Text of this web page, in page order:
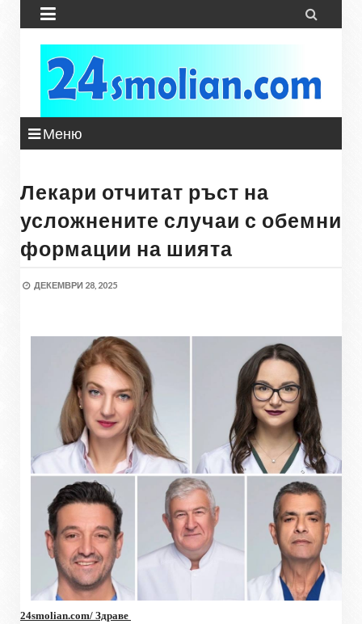
 
Меню
Лекари отчитат ръст на
усложнените случаи с обемни
формации на шията
ДЕКЕМВРИ 28, 2025
24smolian.com/ Здраве